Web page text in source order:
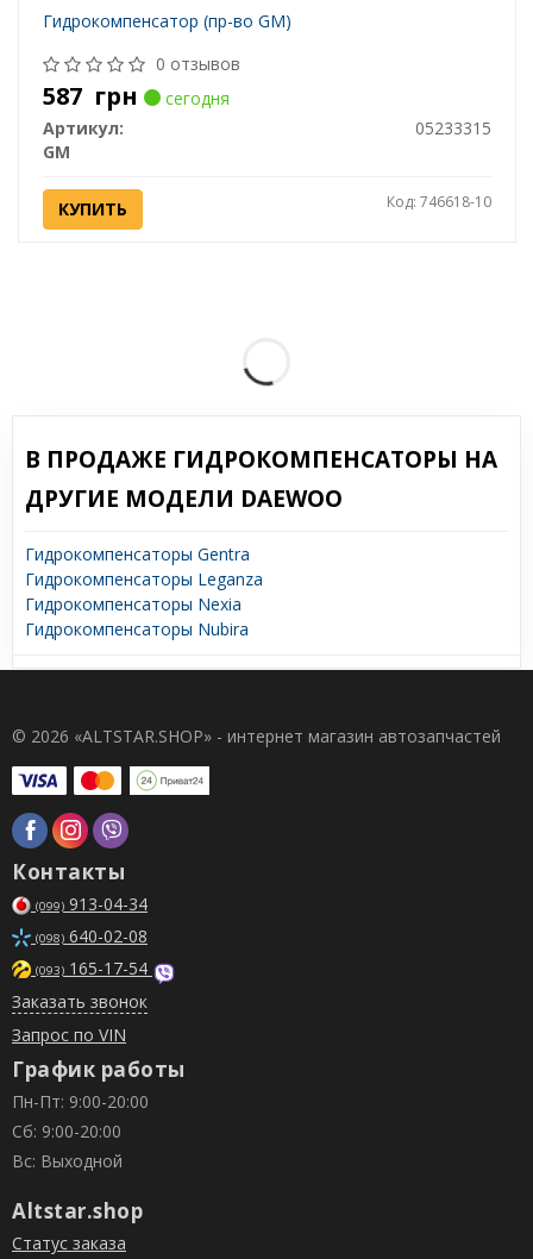
Гидрокомпенсатор (пр-во GM)
0 отзывов
587 грн
сегодня
Артикул:
05233315
GM
КУПИТЬ Код: 746618-10
В ПРОДАЖЕ ГИДРОКОМПЕНСАТОРЫ НА
ДРУГИЕ МОДЕЛИ DAEWOO
Гидрокомпенсаторы Gentra
Гидрокомпенсаторы Leganza
Гидрокомпенсаторы Nexia
Гидрокомпенсаторы Nubira
© 2026 «ALTSTAR.SHOP» - интернет магазин автозапчастей
Контакты
(099) 913-04-34
(098) 640-02-08
(093) 165-17-54
Заказать звонок
Запрос по VIN
График работы
Пн-Пт: 9:00-20:00
Сб: 9:00-20:00
Вс: Выходной
Altstar.shop
Статус заказа